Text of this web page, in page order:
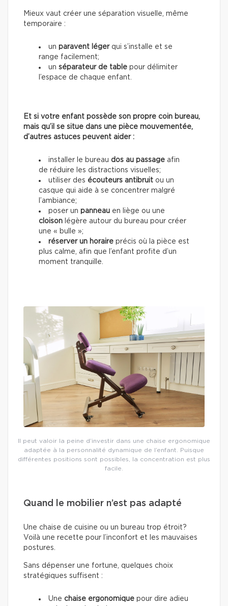
Mieux vaut créer une séparation visuelle, même
temporaire :
un paravent légerqui s’installe et se
range facilement;
un séparateur de table pour délimiter
l’espace de chaque enfant.
Et si votre enfant possède son propre coin bureau,
mais qu’il se situe dans une pièce mouvementée,
d’autres astuces peuvent aider :
installer le bureau dos au passage afin
de réduire les distractions visuelles;
utiliser des écouteurs antibruit ou un
casque qui aide à se concentrer malgré
l’ambiance;
poser un panneau en liège ou une
cloison légère autour du bureau pour créer
une « bulle »;
réserver un horaire précis où la pièce est
plus calme, afin que l’enfant profite d’un
moment tranquille.
Il peut valoir la peine d’investir dans une chaise ergonomique
adaptée à la personnalité dynamique de l’enfant. Puisque
différentes positions sont possibles, la concentration est plus
facile.
Quand le mobilier n’est pas adapté
Une chaise de cuisine ou un bureau trop étroit?
Voilà une recette pour l’inconfort et les mauvaises
postures.
Sans dépenser une fortune, quelques choix
stratégiques suffisent :
Une chaise ergonomique pour dire adieu